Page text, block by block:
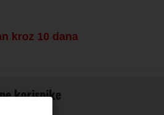
kroz 10 dana
korisnike